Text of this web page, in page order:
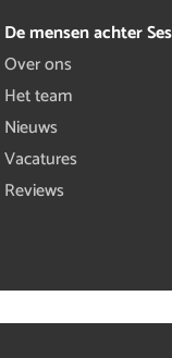
De mensen achter
Over ons
Het team
Nieuws
Vacatures
Reviews